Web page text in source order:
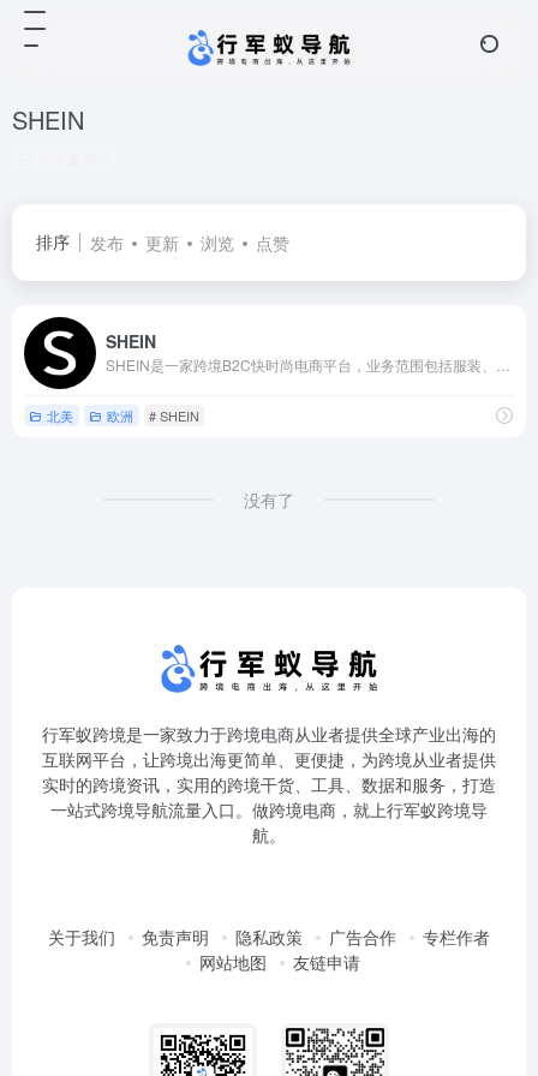
SHEIN
排序 发布 更新 浏览 点赞
SHEIN
北美 欧洲 # SHEIN
没有了
行军蚁跨境是一家致力于跨境电商从业者提供全球产业出海的
互联网平台，让跨境出海更简单、更便捷，为跨境从业者提供
实时的跨境资讯，实用的跨境干货、工具、数据和服务，打造
一站式跨境导航流量入口。做跨境电商，就上行军蚁跨境导
航。
关于我们 免责声明 隐私政策 广告合作
专栏作者
网站地图
友链申请